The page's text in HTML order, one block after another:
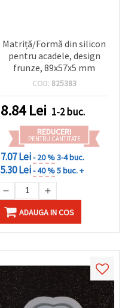
Matriță/Formă din silicon
pentru acadele, design
frunze, 89x57x5 mm
COD: 825383
8.84Lei 1-2 buc.
REDUCERI
PENTRU CANTITATE
7.07 Lei- 20 %3-4 buc.
5.30 Lei- 40 %5 buc. +
ADAUGA IN COS